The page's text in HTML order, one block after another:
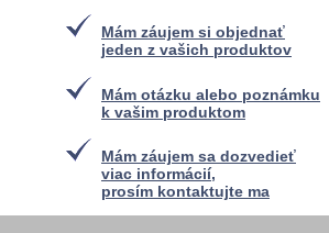
Mám záujem si objednať
jeden z vašich produktov
Mám otázku alebo poznámku
k vašim produktom
Mám záujem sa dozvedieť
viac informácií,
prosím kontaktujte ma